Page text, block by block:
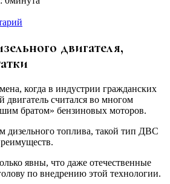
двигателя,
когда в индустрии гражданских
двигатель считался во многом
братом» бензиновых моторов.
дизельного топлива, такой тип ДВС
явны, что даже отечественные
по внедрению этой технологии.